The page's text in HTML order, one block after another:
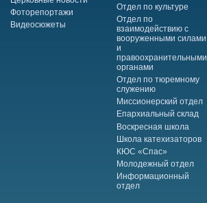
Фоторепортажи
Видеосюжеты
Отдел по культуре
Отдел по
взаимодействию с
вооруженными силами
и
правоохранительными
органами
Отдел по тюремному
служению
Миссионерский отдел
Епархиальный склад
Воскресная школа
Школа катехизаторов
КЮС «Спас»
Молодежный отдел
Информационный
отдел